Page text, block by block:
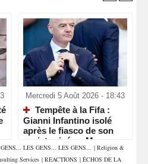
Mercredi 5 Août 2026 - 18:43
Tempête à la Fifa :
Gianni Infantino isolé
après le fiasco de son
projet privé au Maroc
LES GENS... LES GENS... | Religion &
Services | REACTIONS | ÉCHOS DE LA